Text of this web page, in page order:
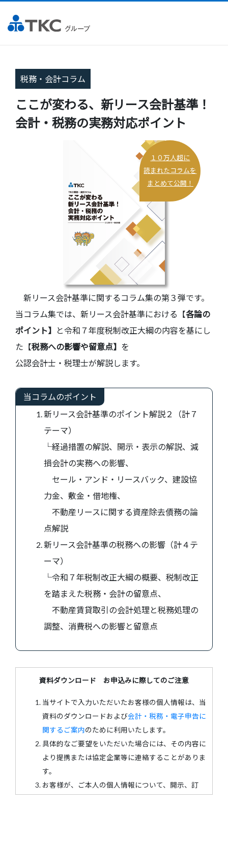
税務・会計コラム
ここが変わる、新リース会計基準！
会計・税務の実務対応ポイント
１０万人超に
読まれたコラムを
まとめて公開！
新リース会計基準に関するコラム集の第３弾です。
当コラム集では、新リース会計基準における【各論の
ポイント】
と令和７年度税制改正大綱の内容を基にし
た【税務への影響や留意点】 を
公認会計士・税理士が解説します。
当コラムのポイント
新リース会計基準のポイント解説２（計７
テーマ）
└経過措置の解説、開示・表示の解説、減
損会計の実務への影響、
セール・アンド・リースバック、建設協
力金、敷金・借地権、
不動産リースに関する資産除去債務の論
点解説
新リース会計基準の税務への影響（計４テ
ーマ）
└令和７年税制改正大綱の概要、税制改正
を踏まえた税務・会計の留意点、
不動産賃貸取引の会計処理と税務処理の
調整、消費税への影響と留意点
資料ダウンロード お申込みに際してのご注意
当サイトで入力いただいたお客様の個人情報は、当
資料のダウンロードおよび会計・税務・電子申告に
関するご案内のために利用いたします。
具体的なご要望をいただいた場合には、その内容に
より提携または協定企業等に連絡することがありま
す。
お客様が、ご本人の個人情報について、開示、訂